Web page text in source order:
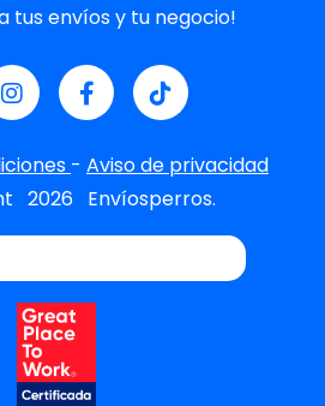
tus envíos y tu negocio!
- Aviso de privacidad
2026 Envíosperros.